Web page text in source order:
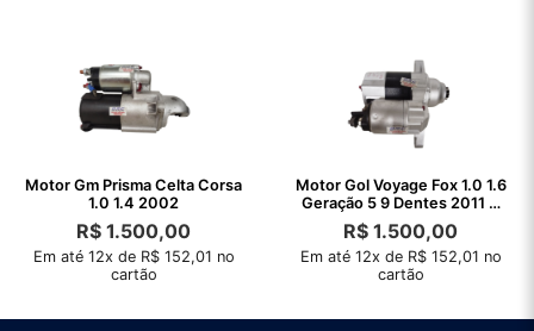
Motor Gm Prisma Celta Corsa
1.0 1.4 2002
R$ 1.500,00
Em até 12x de R$ 152,01 no
cartão
Motor Gol Voyage Fox 1.0 1.6
Geração 5 9 Dentes 2011 A
2021
R$ 1.500,00
Em até 12x de R$ 152,01 no
cartão